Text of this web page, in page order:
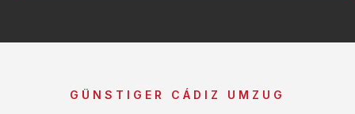
GÜNSTIGER CÁDIZ UMZUG